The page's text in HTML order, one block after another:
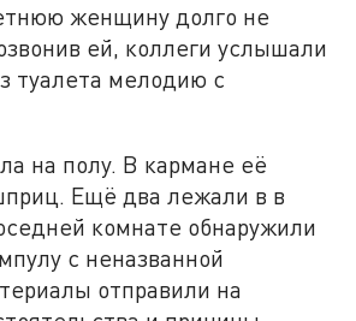
женщину долго не
ей, коллеги услышали
туалета мелодию с
на полу. В кармане её
Ещё два лежали в в
комнате обнаружили
с неназванной
отправили на